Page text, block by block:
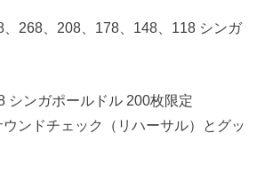
268、208、178、148、118 シンガ
シンガポールドル 200枚限定
ンドチェック（リハーサル）とグッ